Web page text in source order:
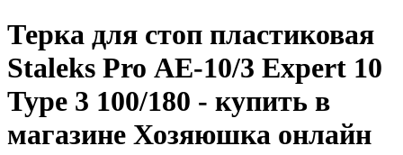
Терка для стоп пластиковая
Staleks Pro АЕ-10/3 Expert 10
Type 3 100/180 - купить в
магазине Хозяюшка онлайн